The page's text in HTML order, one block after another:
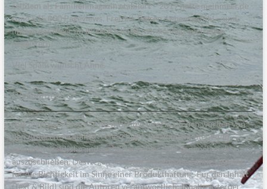
seitdem als Familienmagazin etabliert – 2019 hatte meinmeer.de
rund 545.000 Pageviews. Freizeit, Reisen, Lebensgefühl – und
immer das Meer im Blick. Ich hoffe, wir können auch euch
begeistern!
Viel Spaß, wünscht Anne.
Disclaimer
Alle in diesem Blog veröffentlichten Informationen wurden von
den Autoren sorgfältig recherchiert, zusammengestellt und
geprüft. Inhaltliche und sachliche Fehler sind dennoch nicht
auszuschließen. Deswegen erfolgen alle Angaben ohne Gewähr
für die Richtigkeit im Sinne einer Produkthaftung. Für den Inhalt
(Text & Bild) sind die Autoren verantwortlich; Inhalte externer